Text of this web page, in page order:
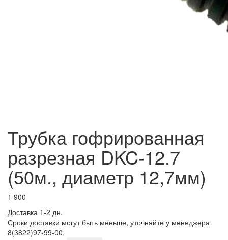
Трубка гофрированная
разрезная DKC-12.7
(50м., диаметр 12,7мм)
1 900
Доставка 1-2 дн.
Сроки доставки могут быть меньше, уточняйте у менеджера
8(3822)97-99-00.